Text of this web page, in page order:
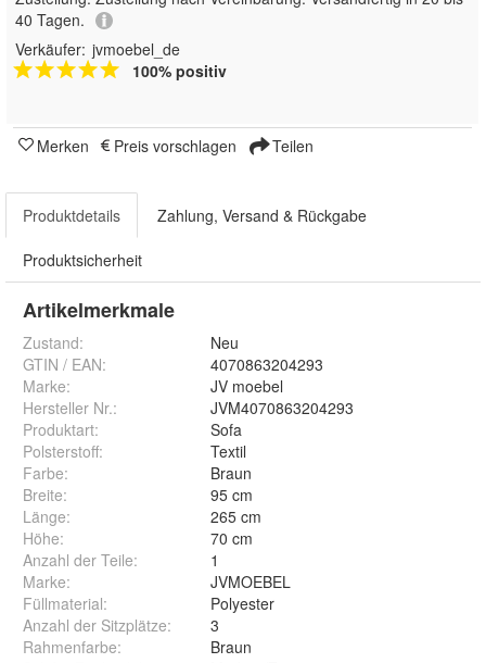
40 Tagen.
Verkäufer: jvmoebel_de
100% positiv
Merken Preis vorschlagen Teilen
Produktdetails Zahlung, Versand & Rückgabe
Produktsicherheit
Artikelmerkmale
Zustand:
Neu
GTIN / EAN:
4070863204293
Marke:
JV moebel
Hersteller Nr.:
JVM4070863204293
Produktart:
Sofa
Polsterstoff:
Textil
Farbe:
Braun
Breite:
95 cm
Länge:
265 cm
Höhe:
70 cm
Anzahl der Teile:
1
Marke:
JVMOEBEL
Füllmaterial:
Polyester
Anzahl der Sitzplätze:
3
Rahmenfarbe:
Braun